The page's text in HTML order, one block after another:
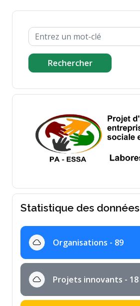
Rechercher
Statistique des données
Organisations - 89
Projets innovants - 18